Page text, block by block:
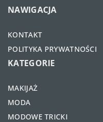
NAWIGACJA
KONTAKT
POLITYKA PRYWATNOŚCI
KATEGORIE
MAKIJAŻ
MODA
MODOWE TRICKI